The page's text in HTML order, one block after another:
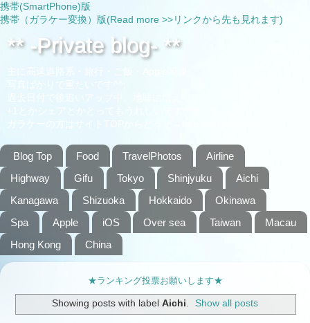
携帯(SmartPhone)版
携帯（ガラケー変換）版(Read more >>リンクから先も見れます)
** -Private blog- **
Blog Top Food TravelPhotos
Airline
Highway
Gifu Tokyo Shinjyuku
Aichi
Kanagawa
Shizuoka Hokkaido
Okinawa
Spa
Apple iOS Over sea Taiwan
Macau
Hong Kong
China
★ランキング投票お願いします★
Showing posts with label Aichi. Show all posts